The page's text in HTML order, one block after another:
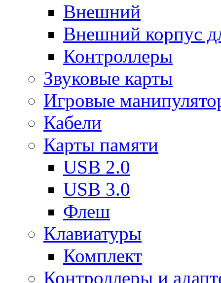
Внешний
Внешний корпус
Контроллеры
Звуковые карты
Игровые
Кабели
Карты памяти
USB 2.0
USB 3.0
Флеш
Клавиатуры
Комплект
Контроллеры и